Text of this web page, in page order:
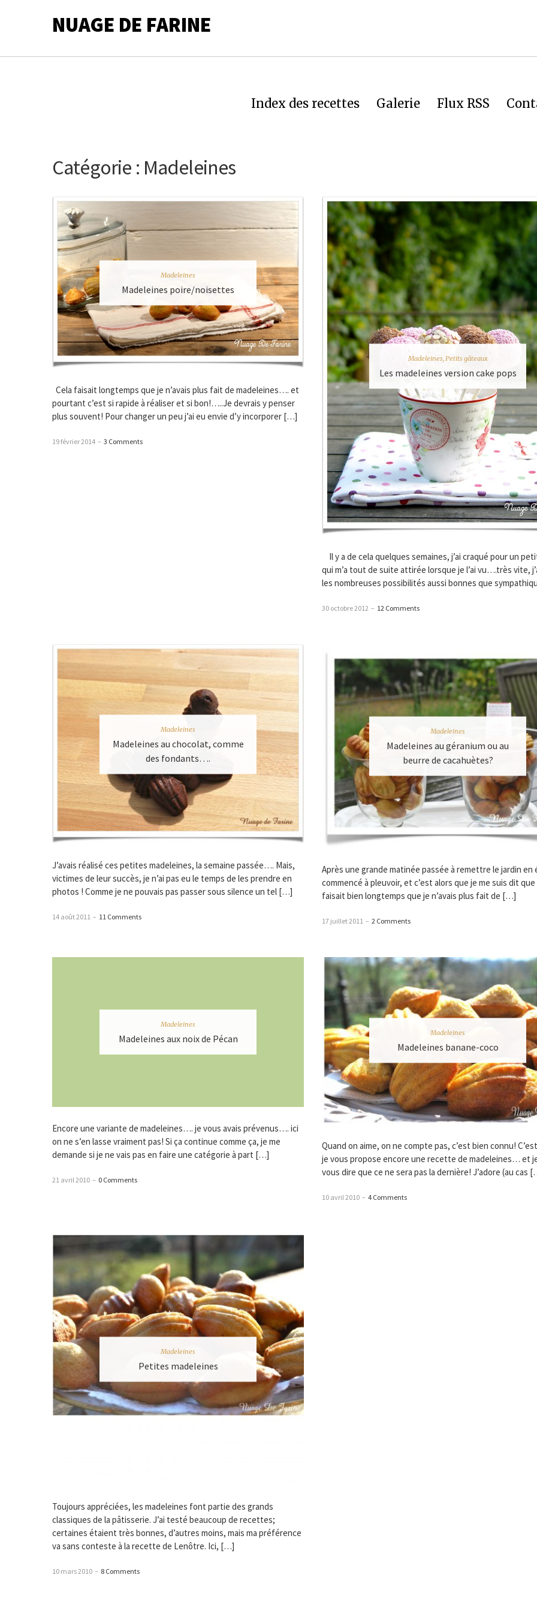
NUAGE DE FARINE
Index des recettes Galerie Flux RSS
Catégorie : Madeleines
Madeleines
Madeleines poire/noisettes
Cela faisait longtemps que je n’avais plus fait de madeleines…. et
pourtant c’est si rapide à réaliser et si bon!…..Je devrais y penser
plus souvent! Pour changer un peu j’ai eu envie d’y incorporer […]
19 février 2014 – 3 Comments
Madeleines, Petits gâteaux
Les madeleines version cake pops
Il y a de cela quelques semaines, j’ai craqué pour un
qui m’a tout de suite attirée lorsque je l’ai vu….très vite,
les nombreuses possibilités aussi bonnes que
30 octobre 2012 – 12 Comments
Madeleines
Madeleines au chocolat, comme
des fondants….
J’avais réalisé ces petites madeleines, la semaine passée…. Mais,
victimes de leur succès, je n’ai pas eu le temps de les prendre en
photos ! Comme je ne pouvais pas passer sous silence un tel […]
14 août 2011 – 11 Comments
Madeleines
Madeleines au géranium ou au
beurre de cacahuètes?
Après une grande matinée passée à remettre le jardin en
commencé à pleuvoir, et c’est alors que je me suis dit que
faisait bien longtemps que je n’avais plus fait de […]
17 juillet 2011 – 2 Comments
Madeleines
Madeleines aux noix de Pécan
Encore une variante de madeleines…. je vous avais prévenus…. ici
on ne s’en lasse vraiment pas! Si ça continue comme ça, je me
demande si je ne vais pas en faire une catégorie à part […]
21 avril 2010 – 0 Comments
Madeleines
Madeleines banane-coco
Quand on aime, on ne compte pas, c’est bien connu!
je vous propose encore une recette de madeleines… et
vous dire que ce ne sera pas la dernière! J’adore (au cas
10 avril 2010 – 4 Comments
Madeleines
Petites madeleines
Toujours appréciées, les madeleines font partie des grands
classiques de la pâtisserie. J’ai testé beaucoup de recettes;
certaines étaient très bonnes, d’autres moins, mais ma préférence
va sans conteste à la recette de Lenôtre. Ici, […]
10 mars 2010 – 8 Comments